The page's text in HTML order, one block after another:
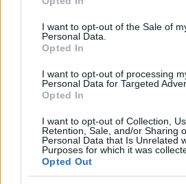
use your data for below specified
consent section.
I want to opt-out of the Sale of
Personal Data.
Opted In
I want to opt-out of processing
Personal Data for Targeted
Opted In
I want to opt-out of Collection,
Retention, Sale, and/or Sharing
Personal Data that Is Unrelated
Purposes for which it was
Opted Out